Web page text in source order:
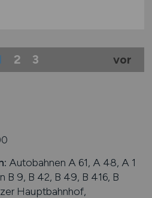
2 3 vor
Autobahnen A 61, A 48, A 1
B 9, B 42, B 49, B 416, B
Hauptbahnhof,